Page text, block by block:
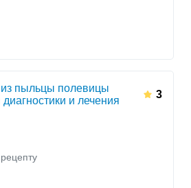
пыльцы полевицы
и лечения
3